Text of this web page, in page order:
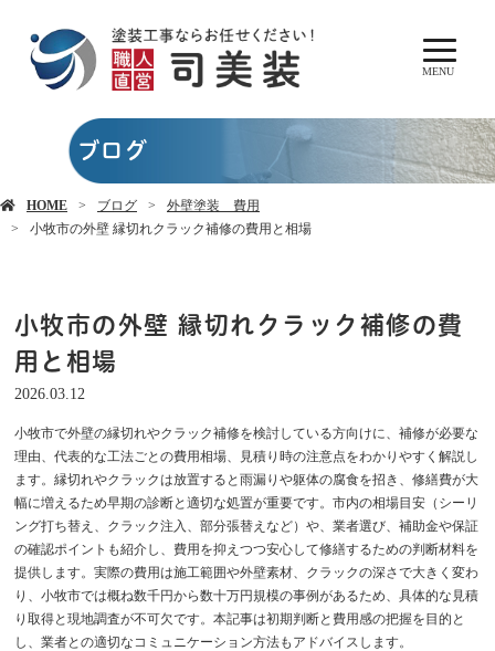
MENU
ブログ
HOME ブログ
外壁塗装 費用
小牧市の外壁 縁切れクラック補修の費用と相場
小牧市の外壁 縁切れクラック補修の費
用と相場
2026.03.12
小牧市で外壁の縁切れやクラック補修を検討している方向けに、補修が必要な
理由、代表的な工法ごとの費用相場、見積り時の注意点をわかりやすく解説し
ます。縁切れやクラックは放置すると雨漏りや躯体の腐食を招き、修繕費が大
幅に増えるため早期の診断と適切な処置が重要です。市内の相場目安（シーリ
ング打ち替え、クラック注入、部分張替えなど）や、業者選び、補助金や保証
の確認ポイントも紹介し、費用を抑えつつ安心して修繕するための判断材料を
提供します。実際の費用は施工範囲や外壁素材、クラックの深さで大きく変わ
り、小牧市では概ね数千円から数十万円規模の事例があるため、具体的な見積
り取得と現地調査が不可欠です。本記事は初期判断と費用感の把握を目的と
し、業者との適切なコミュニケーション方法もアドバイスします。